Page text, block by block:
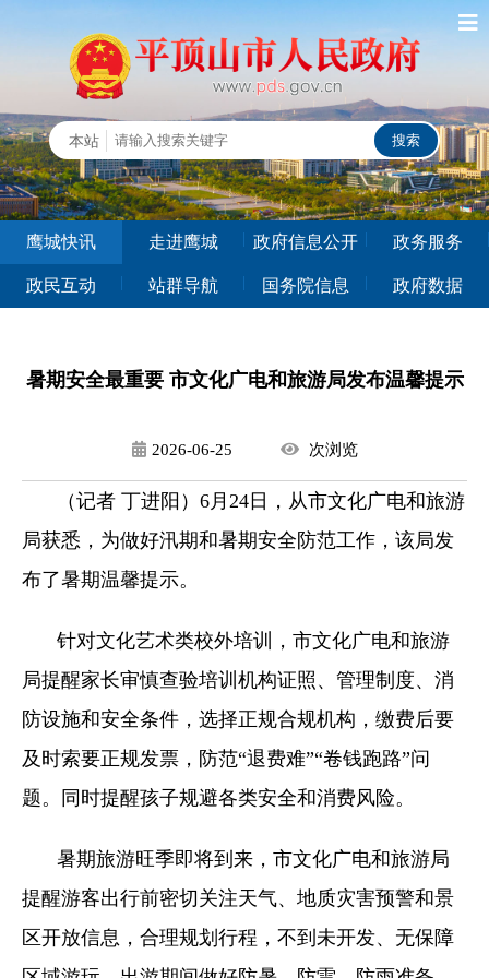
鹰城快讯 走进鹰城 政府信息公开 政务服务
政民互动 站群导航 国务院信息 政府数据
暑期安全最重要 市文化广电和旅游局发布温馨提示
2026-06-25 次浏览
（记者 丁进阳）6月24日，从市文化广电和旅游
局获悉，为做好汛期和暑期安全防范工作，该局发
布了暑期温馨提示。
针对文化艺术类校外培训，市文化广电和旅游
局提醒家长审慎查验培训机构证照、管理制度、消
防设施和安全条件，选择正规合规机构，缴费后要
及时索要正规发票，防范“退费难”“卷钱跑路”问
题。同时提醒孩子规避各类安全和消费风险。
暑期旅游旺季即将到来，市文化广电和旅游局
提醒游客出行前密切关注天气、地质灾害预警和景
区开放信息，合理规划行程，不到未开发、无保障